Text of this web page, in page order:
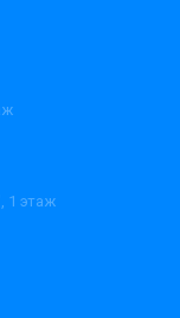
1 этаж